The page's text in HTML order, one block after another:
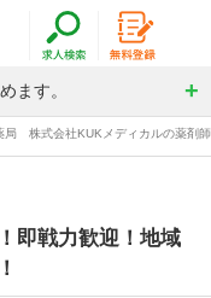
ます。
局 株式会社KUKメディカルの薬剤
即戦力歓迎！地域